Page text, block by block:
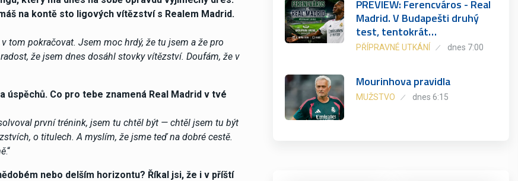
na kontě sto ligových vítězství s Realem Madrid.
tom pokračovat. Jsem moc hrdý, že tu jsem a že pro
že jsem dnes dosáhl stovky vítězství. Doufám, že v
Co pro tebe znamená Real Madrid v tvé
první trénink, jsem tu chtěl být — chtěl jsem tu být
o titulech. A myslím, že jsme teď na dobré cestě.
.“
nebo delším horizontu? Říkal jsi, že i v příští
PREVIEW: Ferencváros - Real
Madrid. V Budapešti druhý
test, tentokrát…
PŘÍPRAVNÉ UTKÁNÍ dnes 7:00
Mourinhova pravidla
MUŽSTVO dnes 6:15